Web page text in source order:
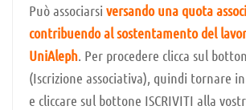
Può associarsi versando una quota
contribuendo al sostentamento del
UniAleph. Per procedere clicca sul
(Iscrizione associativa), quindi tornare
e cliccare sul bottone ISCRIVITI alla